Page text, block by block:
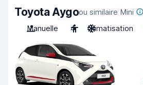
Toyota Aygoou similaire Mini
Manuelle
4 Climatisation